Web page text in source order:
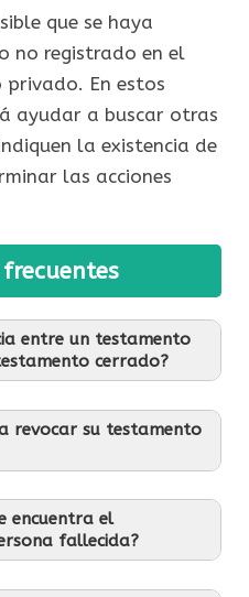
que se haya
no registrado en el
privado. En estos
ayudar a buscar otras
la existencia de
las acciones
entre un testamento
cerrado?
revocar su testamento
encuentra el
fallecida?